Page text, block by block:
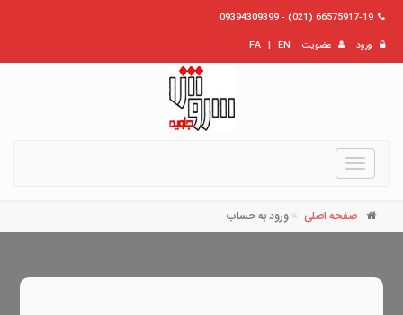
66575917-19 (021) - 09394309399
ورود
عضویت EN
|
FA
Toggle
navigation
صفحه اصلی ورود به حساب